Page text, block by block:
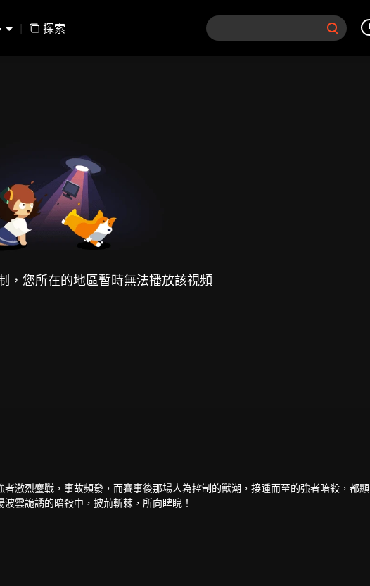
| 探索
，您所在的地區暫時無法播放該視頻
激烈鏖戰，事故頻發，而賽事後那場人為控制的獸潮，接踵而至的強者暗殺，都顯
雲詭譎的暗殺中，披荊斬棘，所向睥睨！